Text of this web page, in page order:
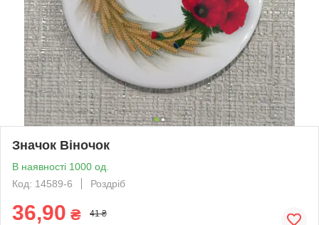
Значок Віночок
В наявності 1000 од.
Код: 14589-6
Роздріб
36,90 ₴ 41 ₴